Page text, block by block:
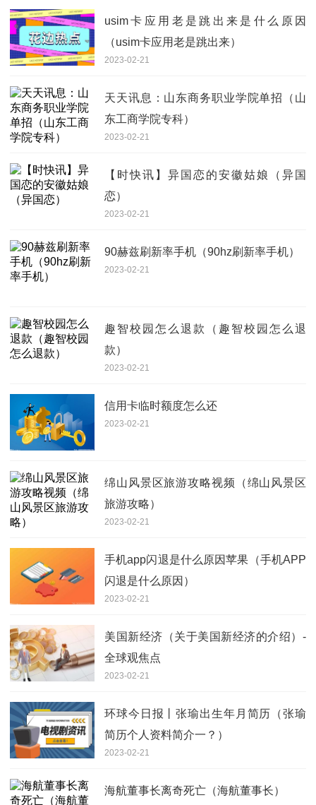
usim卡应用老是跳出来是什么原因
（usim卡应用老是跳出来）
2023-02-21
天天讯息：山东商务职业学院单招（山
东工商学院专科）
2023-02-21
【时快讯】异国恋的安徽姑娘（异国
恋）
2023-02-21
90赫兹刷新率手机（90hz刷新率手机）
2023-02-21
趣智校园怎么退款（趣智校园怎么退
款）
2023-02-21
信用卡临时额度怎么还
2023-02-21
绵山风景区旅游攻略视频（绵山风景区
旅游攻略）
2023-02-21
手机app闪退是什么原因苹果（手机APP
闪退是什么原因）
2023-02-21
美国新经济（关于美国新经济的介绍）-
全球观焦点
2023-02-21
环球今日报丨张瑜出生年月简历（张瑜
简历个人资料简介一？）
2023-02-21
海航董事长离奇死亡（海航董事长）